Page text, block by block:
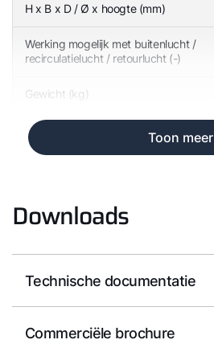
H x B x D / Ø x hoogte (mm)
Werking mogelijk met buitenlucht /
recirculatielucht / retourlucht (-)
Gewicht (kg)
Toon meer
Downloads
Technische documentatie
Commerciële brochure